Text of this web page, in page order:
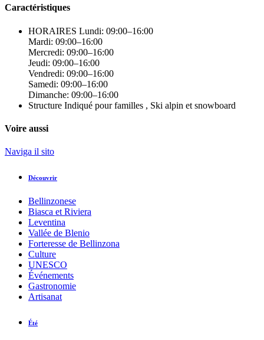
Caractéristiques
HORAIRES Lundi: 09:00–16:00
Mardi: 09:00–16:00
Mercredi: 09:00–16:00
Jeudi: 09:00–16:00
Vendredi: 09:00–16:00
Samedi: 09:00–16:00
Dimanche: 09:00–16:00
Structure Indiqué pour familles , Ski alpin et snowboard
Voire aussi
Naviga il sito
Découvrir
Bellinzonese
Biasca et Riviera
Leventina
Vallée de Blenio
Forteresse de Bellinzona
Culture
UNESCO
Événements
Gastronomie
Artisanat
Été